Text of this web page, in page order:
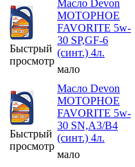
Быстрый
просмотр
Масло Devon
МОТОРНОЕ
FAVORITE 5w-
30 SP,GF-6
(синт.) 4л.
мало
Быстрый
просмотр
Масло Devon
МОТОРНОЕ
FAVORITE 5w-
30 SN,A3/B4
(синт.) 4л.
мало